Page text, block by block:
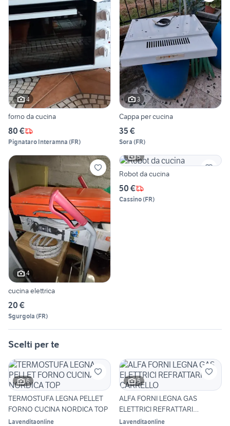
4
forno da cucina
80 €
Pignataro Interamna (FR)
3
Cappa per cucina
35 €
Sora (FR)
4
cucina elettrica
20 €
Sgurgola (FR)
5
Robot da cucina
50 €
Cassino(FR)
Scelti per te
6
TERMOSTUFA LEGNA PELLET
FORNO CUCINA NORDICA TOP
Lavenditaonline
5
ALFA FORNI LEGNA GAS
ELETTRICI REFRATTARI
CARRELLO
Lavenditaonline